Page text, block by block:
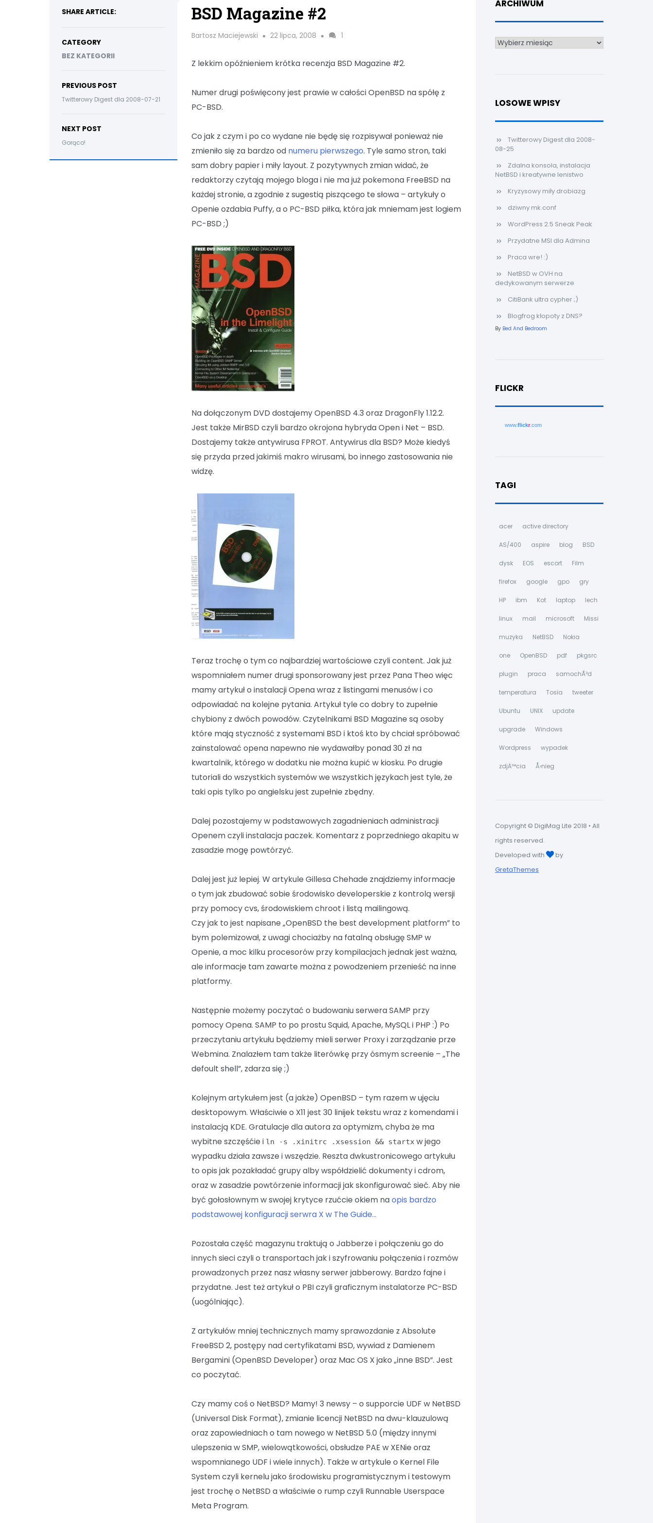
SHARE ARTICLE:
CATEGORY
BEZ KATEGORII
PREVIOUS POST
Twitterowy Digest dla 2008-07-21
NEXT POST
Gorąco!
BSD Magazine #2
Bartosz Maciejewski 22 lipca, 2008 1
Z lekkim opóźnieniem krótka recenzja BSD Magazine #2.
Numer drugi poświęcony jest prawie w całości OpenBSD na spółę z
PC-BSD.
Co jak z czym i po co wydane nie będę się rozpisywał ponieważ nie
zmieniło się za bardzo od numeru pierwszego. Tyle samo stron, taki
sam dobry papier i miły layout. Z pozytywnych zmian widać, że
redaktorzy czytają mojego bloga i nie ma już pokemona FreeBSD na
każdej stronie, a zgodnie z sugestią piszącego te słowa – artykuły o
Openie ozdabia Puffy, a o PC-BSD piłka, która jak mniemam jest logiem
PC-BSD ;)
Na dołączonym DVD dostajemy OpenBSD 4.3 oraz DragonFly 1.12.2.
Jest także MirBSD czyli bardzo okrojona hybryda Open i Net – BSD.
Dostajemy także antywirusa FPROT. Antywirus dla BSD? Może kiedyś
się przyda przed jakimiś makro wirusami, bo innego zastosowania nie
widzę.
Teraz trochę o tym co najbardziej wartościowe czyli content. Jak już
wspomniałem numer drugi sponsorowany jest przez Pana Theo więc
mamy artykuł o instalacji Opena wraz z listingami menusów i co
odpowiadać na kolejne pytania. Artykuł tyle co dobry to zupełnie
chybiony z dwóch powodów. Czytelnikami BSD Magazine są osoby
które mają styczność z systemami BSD i ktoś kto by chciał spróbować
zainstalować opena napewno nie wydawałby ponad 30 zł na
kwartalnik, którego w dodatku nie można kupić w kiosku. Po drugie
tutoriali do wszystkich systemów we wszystkich językach jest tyle, że
taki opis tylko po angielsku jest zupełnie zbędny.
Dalej pozostajemy w podstawowych zagadnieniach administracji
Openem czyli instalacja paczek. Komentarz z poprzedniego akapitu w
zasadzie mogę powtórzyć.
Dalej jest już lepiej. W artykule Gillesa Chehade znajdziemy informacje
o tym jak zbudować sobie środowisko developerskie z kontrolą wersji
przy pomocy cvs, środowiskiem chroot i listą mailingową.
Czy jak to jest napisane „OpenBSD the best development platform” to
bym polemizował, z uwagi chociażby na fatalną obsługę SMP w
Openie, a moc kilku procesorów przy kompilacjach jednak jest ważna,
ale informacje tam zawarte można z powodzeniem przenieść na inne
platformy.
Następnie możemy poczytać o budowaniu serwera SAMP przy
pomocy Opena. SAMP to po prostu Squid, Apache, MySQL i PHP :) Po
przeczytaniu artykułu będziemy mieli serwer Proxy i zarządzanie prze
Webmina. Znalazłem tam także literówkę przy ósmym screenie – „The
defoult shell”, zdarza się ;)
Kolejnym artykułem jest (a jakże) OpenBSD – tym razem w ujęciu
desktopowym. Właściwie o X11 jest 30 linijek tekstu wraz z komendami i
instalacją KDE. Gratulacje dla autora za optymizm, chyba że ma
wybitne szczęśćie i ln -s .xinitrc .xsession && startx w jego
wypadku działa zawsze i wszędzie. Reszta dwkustronicowego artykułu
to opis jak pozakładać grupy alby współdzielić dokumenty i cdrom,
oraz w zasadzie powtórzenie informacji jak skonfigurować sieć. Aby nie
być gołosłownym w swojej krytyce rzućcie okiem naopis bardzo
podstawowej konfiguracji serwra X w The Guide…
Pozostała część magazynu traktują o Jabberze i połączeniu go do
innych sieci czyli o transportach jak i szyfrowaniu połączenia i rozmów
prowadzonych przez nasz własny serwer jabberowy. Bardzo fajne i
przydatne. Jest też artykuł o PBI czyli graficznym instalatorze PC-BSD
(uogólniając).
Z artykułów mniej technicznych mamy sprawozdanie z Absolute
FreeBSD 2, postępy nad certyfikatami BSD, wywiad z Damienem
Bergamini (OpenBSD Developer) oraz Mac OS X jako „inne BSD”. Jest
co poczytać.
Czy mamy coś o NetBSD? Mamy! 3 newsy – o supporcie UDF w NetBSD
(Universal Disk Format), zmianie licencji NetBSD na dwu-klauzulową
oraz zapowiedniach o tam nowego w NetBSD 5.0 (między innymi
ulepszenia w SMP, wielowątkowości, obsłudze PAE w XENie oraz
wspomnianego UDF i wiele innych). Także w artykule o Kernel File
System czyli kernelu jako środowisku programistycznym i testowym
jest trochę o NetBSD a właściwie o rump czyli Runnable Userspace
Meta Program.
ARCHIWUM
Archiwum
LOSOWE WPISY
Twitterowy Digest dla 2008-
08-25
Zdalna konsola, instalacja
NetBSD i kreatywne lenistwo
Kryzysowy miły drobiazg
dziwny mk.conf
WordPress 2.5 Sneak Peak
Przydatne MSI dla Admina
Praca wre! :)
NetBSD w OVH na
dedykowanym serwerze
CitiBank ultra cypher ;)
Blogfrog kłopoty z DNS?
By Bed And Bedroom
FLICKR
www.flickr .com
TAGI
acer active directory
AS/400 aspire blog BSD
dysk EOS escort Film
firefox google gpo gry
HP ibm Kot laptop lech
linux mail microsoft Missi
muzyka NetBSD Nokia
one OpenBSD pdf pkgsrc
plugin praca samochÃ³d
temperatura Tosia tweeter
Ubuntu UNIX update
upgrade Windows
Wordpress wypadek
zdjÄ™cia Å›nieg
Copyright © DigiMag Lite 2018 • All
rights reserved.
Developed with
by
GretaThemes